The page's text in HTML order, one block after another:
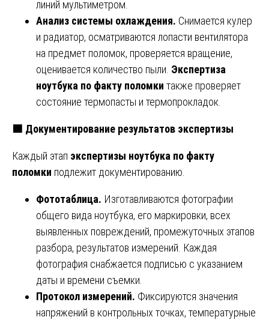
линий мультиметром.
Анализ системы охлаждения. Снимается кулер
и радиатор, осматриваются лопасти вентилятора
на предмет поломок, проверяется вращение,
оценивается количество пыли. Экспертиза
ноутбука по факту поломки также проверяет
состояние термопасты и термопрокладок.
🟩 Документирование результатов экспертизы
Каждый этап экспертизы ноутбука по факту
поломки подлежит документированию.
Фототаблица. Изготавливаются фотографии
общего вида ноутбука, его маркировки, всех
выявленных повреждений, промежуточных этапов
разбора, результатов измерений. Каждая
фотография снабжается подписью с указанием
даты и времени съемки.
Протокол измерений. Фиксируются значения
напряжений в контрольных точках, температурные